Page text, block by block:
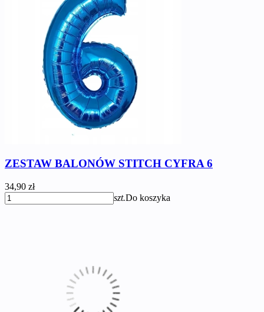
ZESTAW BALONÓW STITCH CYFRA 6
34,90 zł
szt.Do koszyka